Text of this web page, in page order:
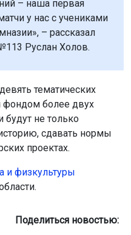
Поделиться новостью:
Читать все
соревнования